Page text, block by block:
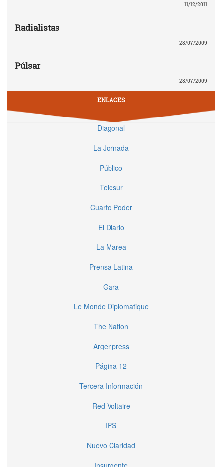
11/12/2011
Radialistas
28/07/2009
Púlsar
28/07/2009
ENLACES
Diagonal
La Jornada
Público
Telesur
Cuarto Poder
El Diario
La Marea
Prensa Latina
Gara
Le Monde Diplomatique
The Nation
Argenpress
Página 12
Tercera Información
Red Voltaire
IPS
Nuevo Claridad